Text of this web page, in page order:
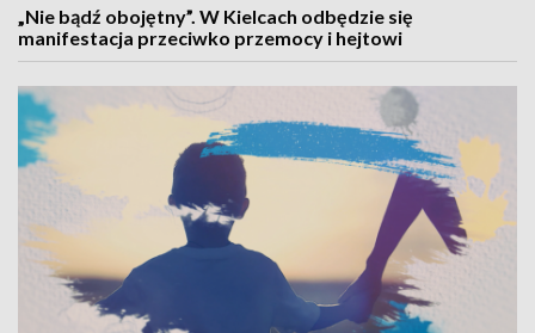
„Nie bądź obojętny”. W Kielcach odbędzie się
manifestacja przeciwko przemocy i hejtowi